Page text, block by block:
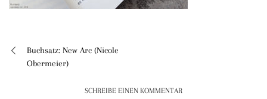
Beitragsnavigation
Buchsatz: New Arc (Nicole
Obermeier)
SCHREIBE EINEN KOMMENTAR